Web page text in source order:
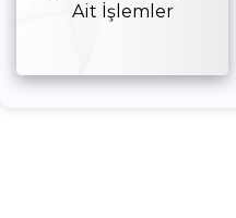
Ait İşlemler